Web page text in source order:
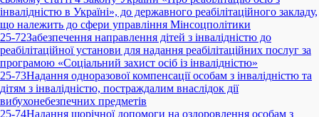
інвалідністю в Україні», до державного реабілітаційного закладу,
що належить до сфери управління Мінсоцполітики
25-72Забезпечення направлення дітей з інвалідністю до
реабілітаційної установи для надання реабілітаційних послуг за
програмою «Соціальний захист осіб із інвалідністю»
25-73Надання одноразової компенсації особам з інвалідністю та
дітям з інвалідністю, постраждалим внаслідок дії
вибухонебезпечних предметів
25-74Надання щорічної допомоги на оздоровлення особам з